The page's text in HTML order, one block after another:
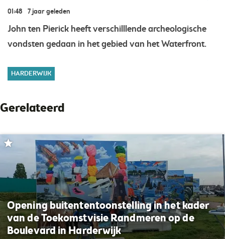
01:48 7 jaar geleden
John ten Pierick heeft verschilllende archeologische
vondsten gedaan in het gebied van het Waterfront.
HARDERWIJK
Gerelateerd
Opening buitententoonstelling in het kader
van de Toekomstvisie Randmeren op de
Boulevard in Harderwijk